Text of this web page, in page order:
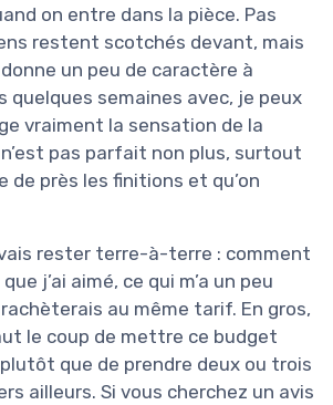
on entre dans la pièce. Pas
restent scotchés devant, mais
un peu de caractère à
quelques semaines avec, je peux
vraiment la sensation de la
pas parfait non plus, surtout
de près les finitions et qu’on
rester terre-à-terre : comment
j’ai aimé, ce qui m’a un peu
au même tarif. En gros,
le coup de mettre ce budget
que de prendre deux ou trois
ailleurs. Si vous cherchez un avis